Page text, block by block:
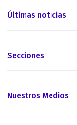
Últimas noticias
Secciones
Nuestros Medios